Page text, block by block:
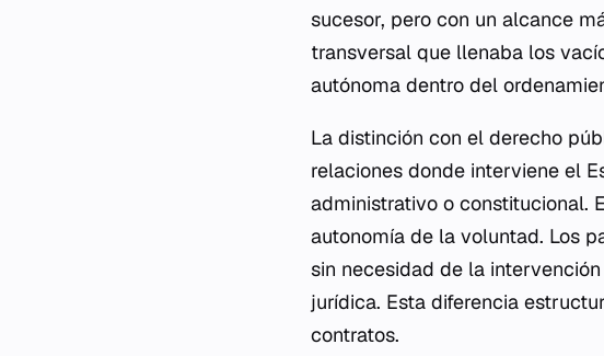
sucesor, pero con un alcance
transversal que llenaba los
autónoma dentro del
La distinción con el derecho
relaciones donde interviene el
administrativo o constitucional.
autonomía de la voluntad. Los
sin necesidad de la
jurídica. Esta diferencia
contratos.